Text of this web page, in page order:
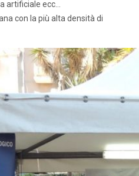
artificiale ecc…
con la più alta densità di